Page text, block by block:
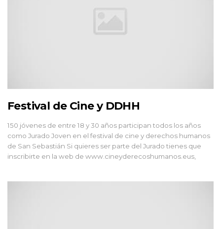
Festival de Cine y DDHH
150 jóvenes de entre 18 y 30 años participan todos los años
como Jurado Joven en el festival de cine y derechos humanos
de San Sebastián Si quieres ser parte del Jurado tienes que
inscribirte en la web de www.cineyderecoshumanos.eus,